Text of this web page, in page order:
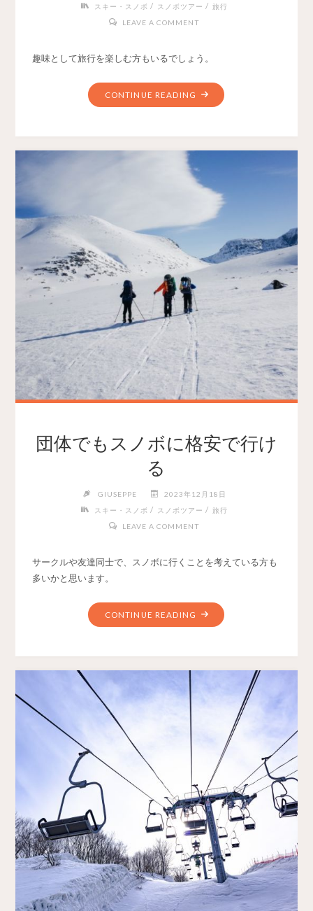
スキー・スノボ / スノボツアー / 旅行
LEAVE A COMMENT
趣味として旅行を楽しむ方もいるでしょう。
CONTINUE READING
団体でもスノボに格安で行け
る
GIUSEPPE
2023年12月18日
スキー・スノボ / スノボツアー / 旅行
LEAVE A COMMENT
サークルや友達同士で、スノボに行くことを考えている方も
多いかと思います。
CONTINUE READING